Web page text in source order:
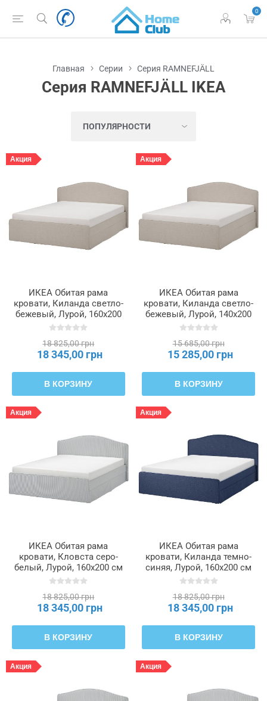
0
Главная Серии Серия RAMNEFJÄLL
Серия RAMNEFJÄLL IKEA
Акция
ИКЕА Обитая рама
кровати, Киланда светло-
бежевый, Лурой, 160x200
см RAMNEFJÄLL,
18 825,00 грн
18 345,00 грн
В КОРЗИНУ
Акция
ИКЕА Обитая рама
кровати, Киланда светло-
бежевый, Лурой, 140x200
см RAMNEFJÄLL,
15 685,00 грн
15 285,00 грн
В КОРЗИНУ
Акция
ИКЕА Обитая рама
кровати, Кловста серо-
белый, Лурой, 160x200 см
RAMNEFJÄLL, 595.527.54
18 825,00 грн
18 345,00 грн
В КОРЗИНУ
Акция
ИКЕА Обитая рама
кровати, Киланда темно-
синяя, Лурой, 160x200 см
RAMNEFJÄLL, 096.074.76
18 825,00 грн
18 345,00 грн
В КОРЗИНУ
Акция Акция